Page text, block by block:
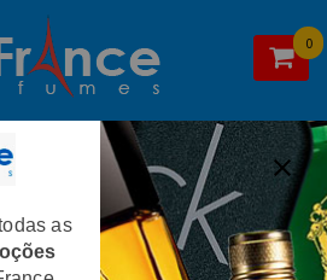
0
Eau De Parfum -
as